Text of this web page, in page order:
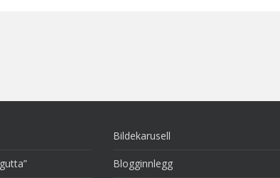
Bildekarusell
Blogginnlegg